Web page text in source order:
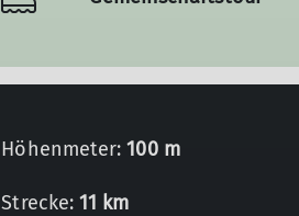
Höhenmeter:100 m
Strecke:11 km